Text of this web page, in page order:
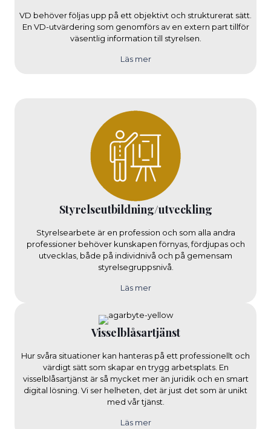
VD behöver följas upp på ett objektivt och strukturerat sätt.
En VD-utvärdering som genomförs av en extern part tillför
väsentlig information till styrelsen.
Läs mer
Styrelseutbildning/utveckling
Styrelsearbete är en profession och som alla andra
professioner behöver kunskapen förnyas, fördjupas och
utvecklas, både på individnivå och på gemensam
styrelsegruppsnivå.
Läs mer
Visselblåsartjänst
Hur svåra situationer kan hanteras på ett professionellt och
värdigt sätt som skapar en trygg arbetsplats. En
visselblåsartjänst är så mycket mer än juridik och en smart
digital lösning. Vi ser helheten, det är just det som är unikt
med vår tjänst.
Läs mer